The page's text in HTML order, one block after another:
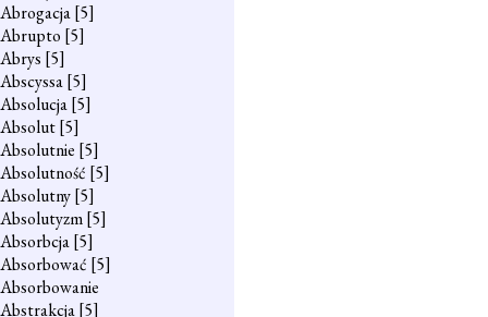
Abrogacja[5]
Abrupto [5]
Abrys [5]
Abscyssa[5]
Absolucja[5]
Absolut[5]
Absolutnie [5]
Absolutność [5]
Absolutny[5]
Absolutyzm[5]
Absorbcja[5]
Absorbować [5]
Absorbowanie
Abstrakcja[5]